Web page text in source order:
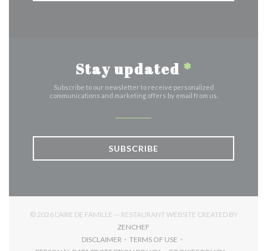
Stay updated *
Subscribe to our newsletter to receive personalized
communications and marketing offers by email from us.
SUBSCRIBE
© 2026 L'AIRE DE FAMILLE — RESTAURANT WEBSITE CREATED BY
ZENCHEF
DISCLAIMER
((OPENS IN A NEW WINDOW))
TERMS OF USE
((OPENS IN A NEW WINDOW))